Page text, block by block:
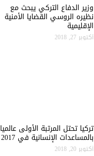
وزير الدفاع التركي يبحث مع
نظيره الروسي القضايا الأمنية
الإقليمية
أكتوبر 27, 2018
تركيا تحتل المرتبة الأولى عالميا
بالمساعدات الإنسانية في 2017
أكتوبر 20, 2018